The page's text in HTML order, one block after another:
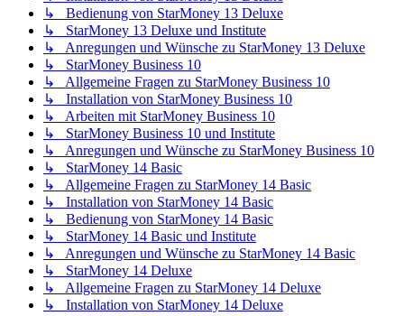
↳ Bedienung von StarMoney 13 Deluxe
↳ StarMoney 13 Deluxe und Institute
↳ Anregungen und Wünsche zu StarMoney 13 Deluxe
↳ StarMoney Business 10
↳ Allgemeine Fragen zu StarMoney Business 10
↳ Installation von StarMoney Business 10
↳ Arbeiten mit StarMoney Business 10
↳ StarMoney Business 10 und Institute
↳ Anregungen und Wünsche zu StarMoney Business 10
↳ StarMoney 14 Basic
↳ Allgemeine Fragen zu StarMoney 14 Basic
↳ Installation von StarMoney 14 Basic
↳ Bedienung von StarMoney 14 Basic
↳ StarMoney 14 Basic und Institute
↳ Anregungen und Wünsche zu StarMoney 14 Basic
↳ StarMoney 14 Deluxe
↳ Allgemeine Fragen zu StarMoney 14 Deluxe
↳ Installation von StarMoney 14 Deluxe